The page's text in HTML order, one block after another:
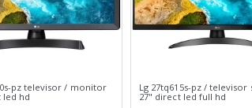
pz televisor / monitor
led hd
Lg 27tq615s-pz / televisor
27" direct led full hd